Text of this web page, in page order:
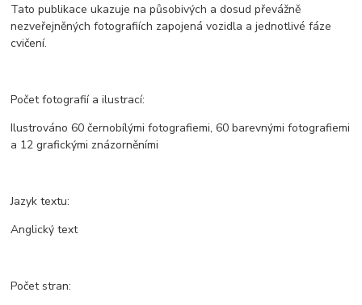
Tato publikace ukazuje na působivých a dosud převážně
nezveřejněných fotografiích zapojená vozidla a jednotlivé fáze
cvičení.
Počet fotografií a ilustrací:
Ilustrováno 60 černobílými fotografiemi, 60 barevnými fotografiemi
a 12 grafickými znázorněními
Jazyk textu:
Anglický text
Počet stran: